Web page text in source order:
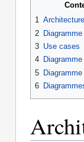
1
2
3 Use cases
4
5
6